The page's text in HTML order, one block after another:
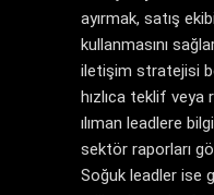
ayırmak, satış
kullanmasını
iletişim stratejisi
hızlıca teklif veya
ılıman leadlere
sektör raporları
Soğuk leadler ise